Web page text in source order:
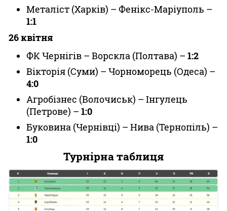
Металіст (Харків) – Фенікс-Маріуполь –
1:1
26 квітня
ФК Чернігів – Ворскла (Полтава) – 1:2
Вікторія (Суми) – Чорноморець (Одеса) –
4:0
Агробізнес (Волочиськ) – Інгулець
(Петрове) – 1:0
Буковина (Чернівці) – Нива (Тернопіль) –
1:0
Турнірна таблиця